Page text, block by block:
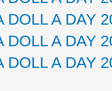
DOLL A DAY
DOLL A DAY
DOLL A DAY